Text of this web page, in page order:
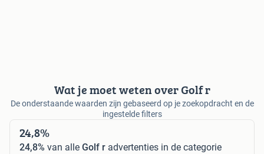
Wat je moet weten over Golf r
De onderstaande waarden zijn gebaseerd op je zoekopdracht en de
ingestelde filters
24,8%
24,8% van alle Golf r advertenties in de categorie